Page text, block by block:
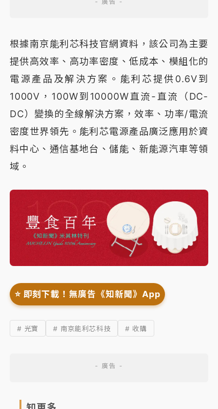
根據南京能利芯科技官網資料，該公司為主要
提供高效率、高功率密度、低成本、模組化的
電源產品及解決方案。能利芯提供0.6V到
1000V，100W到10000W直流-直流（DC-
DC）變換的全線解決方案，效率、功率/電流
密度世界領先。能利芯電源產品廣泛應用於資
料中心、通信基地台、儲能、新能源汽車等領
域。
⭐️ 即刻下載！無廣告《知新聞》App
# 光寶 # 南京能利芯科技 # 收購